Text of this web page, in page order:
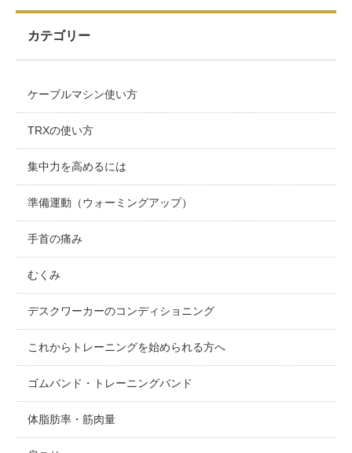
カテゴリー
ケーブルマシン使い方
TRXの使い方
集中力を高めるには
準備運動（ウォーミングアップ）
手首の痛み
むくみ
デスクワーカーのコンディショニング
これからトレーニングを始められる方へ
ゴムバンド・トレーニングバンド
体脂肪率・筋肉量